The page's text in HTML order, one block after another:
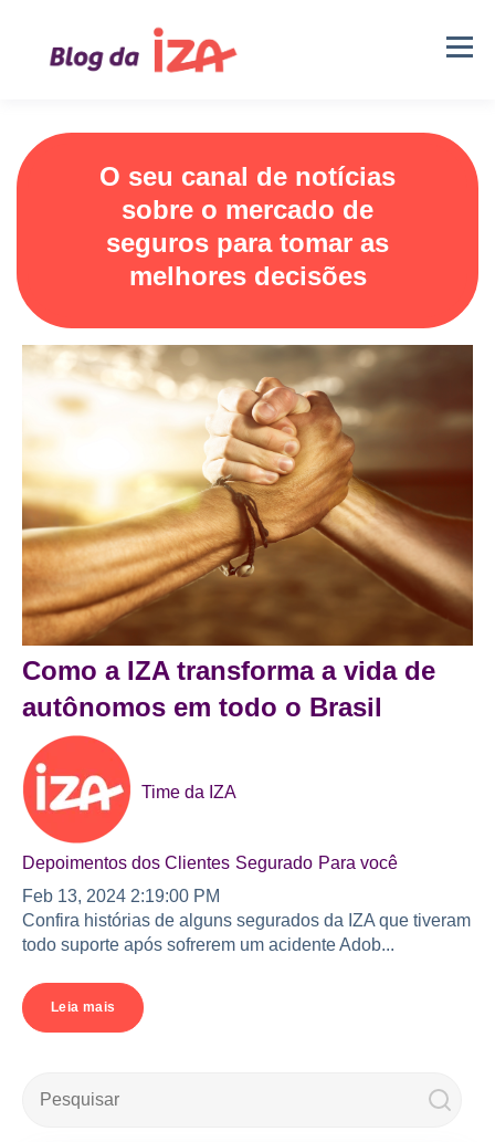
O seu canal de notícias
sobre o mercado de
seguros para tomar as
melhores decisões
Como a IZA transforma a vida de
autônomos em todo o Brasil
Time da IZA
Depoimentos dos Clientes Segurado Para você
Feb 13, 2024 2:19:00 PM
Confira histórias de alguns segurados da IZA que tiveram
todo suporte após sofrerem um acidente Adob...
Leia mais
Este é um campo de pesquisa com recurso de sugestão